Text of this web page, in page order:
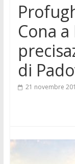
Cona a
di
21 novembre